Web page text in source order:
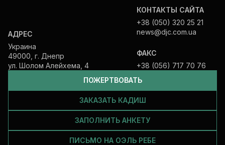
ПОЖЕРТВОВАТЬ
ЗАКАЗАТЬ КАДИШ
ЗАПОЛНИТЬ АНКЕТУ
ПИСЬМО НА ОЭЛЬ РЕБЕ
АДРЕС
Украина
49000, г. Днепр
ул. Шолом Алейхема, 4
КОНТАКТЫ САЙТА
+38 (050) 320 25 21
news@djc.com.ua
ФАКС
+38 (056) 717 70 76